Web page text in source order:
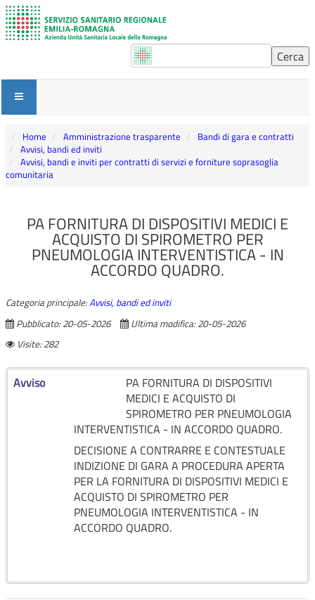
Home Amministrazione trasparente
Bandi di gara e contratti
Avvisi, bandi ed inviti
Avvisi, bandi e inviti per contratti di servizi e forniture soprasoglia
comunitaria
PA FORNITURA DI DISPOSITIVI MEDICI E
ACQUISTO DI SPIROMETRO PER
PNEUMOLOGIA INTERVENTISTICA - IN
ACCORDO QUADRO.
Categoria principale:Avvisi, bandi ed inviti
Pubblicato: 20-05-2026
Ultima modifica: 20-05-2026
Visite: 282
Avviso
PA FORNITURA DI DISPOSITIVI
MEDICI E ACQUISTO DI
SPIROMETRO PER PNEUMOLOGIA
INTERVENTISTICA - IN ACCORDO QUADRO.
DECISIONE A CONTRARRE E CONTESTUALE
INDIZIONE DI GARA A PROCEDURA APERTA
PER LA FORNITURA DI DISPOSITIVI MEDICI E
ACQUISTO DI SPIROMETRO PER
PNEUMOLOGIA INTERVENTISTICA - IN
ACCORDO QUADRO.